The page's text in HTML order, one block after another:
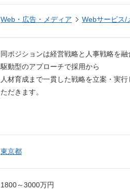
Web・広告・メディア Webサービス/
同ポジションは経営戦略と人事戦略を
駆動型のアプローチで採用から
人材育成まで一貫した戦略を立案・実
ただきます。
東京都
1800～3000万円